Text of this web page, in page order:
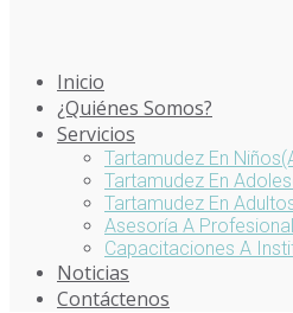
Inicio
¿Quiénes Somos?
Servicios
Tartamudez En
Tartamudez En
Tartamudez En
Asesoría A
Capacitaciones A
Noticias
Contáctenos